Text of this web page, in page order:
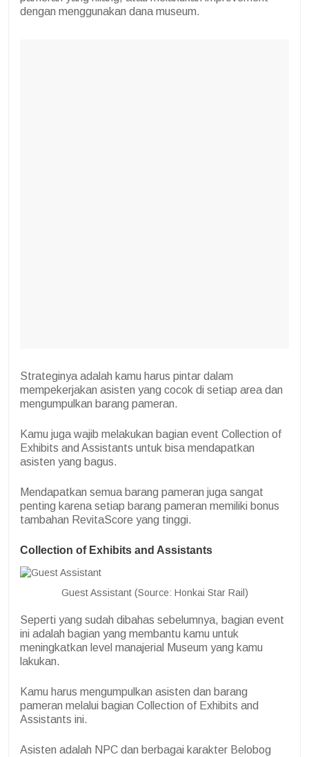
dengan menggunakan dana museum.
Strateginya adalah kamu harus pintar dalam
mempekerjakan asisten yang cocok di setiap area dan
mengumpulkan barang pameran.
Kamu juga wajib melakukan bagian event Collection of
Exhibits and Assistants untuk bisa mendapatkan
asisten yang bagus.
Mendapatkan semua barang pameran juga sangat
penting karena setiap barang pameran memiliki bonus
tambahan RevitaScore yang tinggi.
Collection of Exhibits and Assistants
Guest Assistant (Source: Honkai Star Rail)
Seperti yang sudah dibahas sebelumnya, bagian event
ini adalah bagian yang membantu kamu untuk
meningkatkan level manajerial Museum yang kamu
lakukan.
Kamu harus mengumpulkan asisten dan barang
pameran melalui bagian Collection of Exhibits and
Assistants ini.
Asisten adalah NPC dan berbagai karakter Belobog